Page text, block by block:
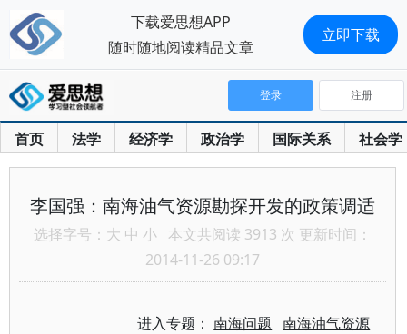
首页 法学 经济学 政治学 国际关系 社会学
登录 注册
李国强：南海油气资源勘探开发的政策调适
选择字号： 大 中 小 本文共阅读 3913 次 更新时间：
2014-11-26 09:17
进入专题：南海问题 南海油气资源
下载爱思想APP
随时随地阅读精品文章
立即下载